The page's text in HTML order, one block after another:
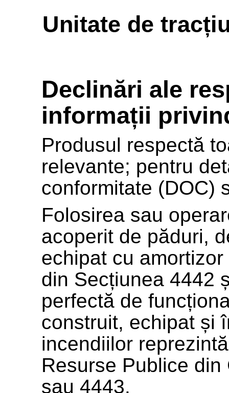
Unitate de
Declinări ale
informații
Produsul respectă
relevante; pentru
conformitate (DOC)
Folosirea sau
acoperit de păduri,
echipat cu
din Secțiunea 4442
perfectă de
construit, echipat și
incendiilor
Resurse Publice
sau 4443.